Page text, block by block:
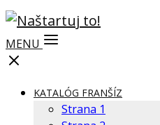
MENU
KATALÓG FRANŠÍZ
Strana 1